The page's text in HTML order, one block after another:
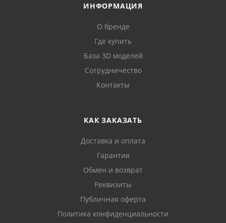
ИНФОРМАЦИЯ
О бренде
Где купить
База 3D моделей
Сотрудничество
Контакты
КАК ЗАКАЗАТЬ
Доставка и оплата
Гарантия
Обмен и возврат
Реквизиты
Публичная оферта
Политика конфиденциальности